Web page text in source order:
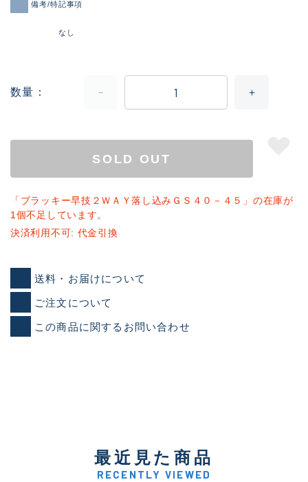
備考/特記事項
なし
数量
SOLD OUT
「ブラッキー早技２ＷＡＹ落し込みＧＳ４０－４５」の在庫が
1個不足しています。
決済利用不可: 代金引換
送料・お届けについて
ご注文について
この商品に関するお問い合わせ
最近見た商品
RECENTLY VIEWED